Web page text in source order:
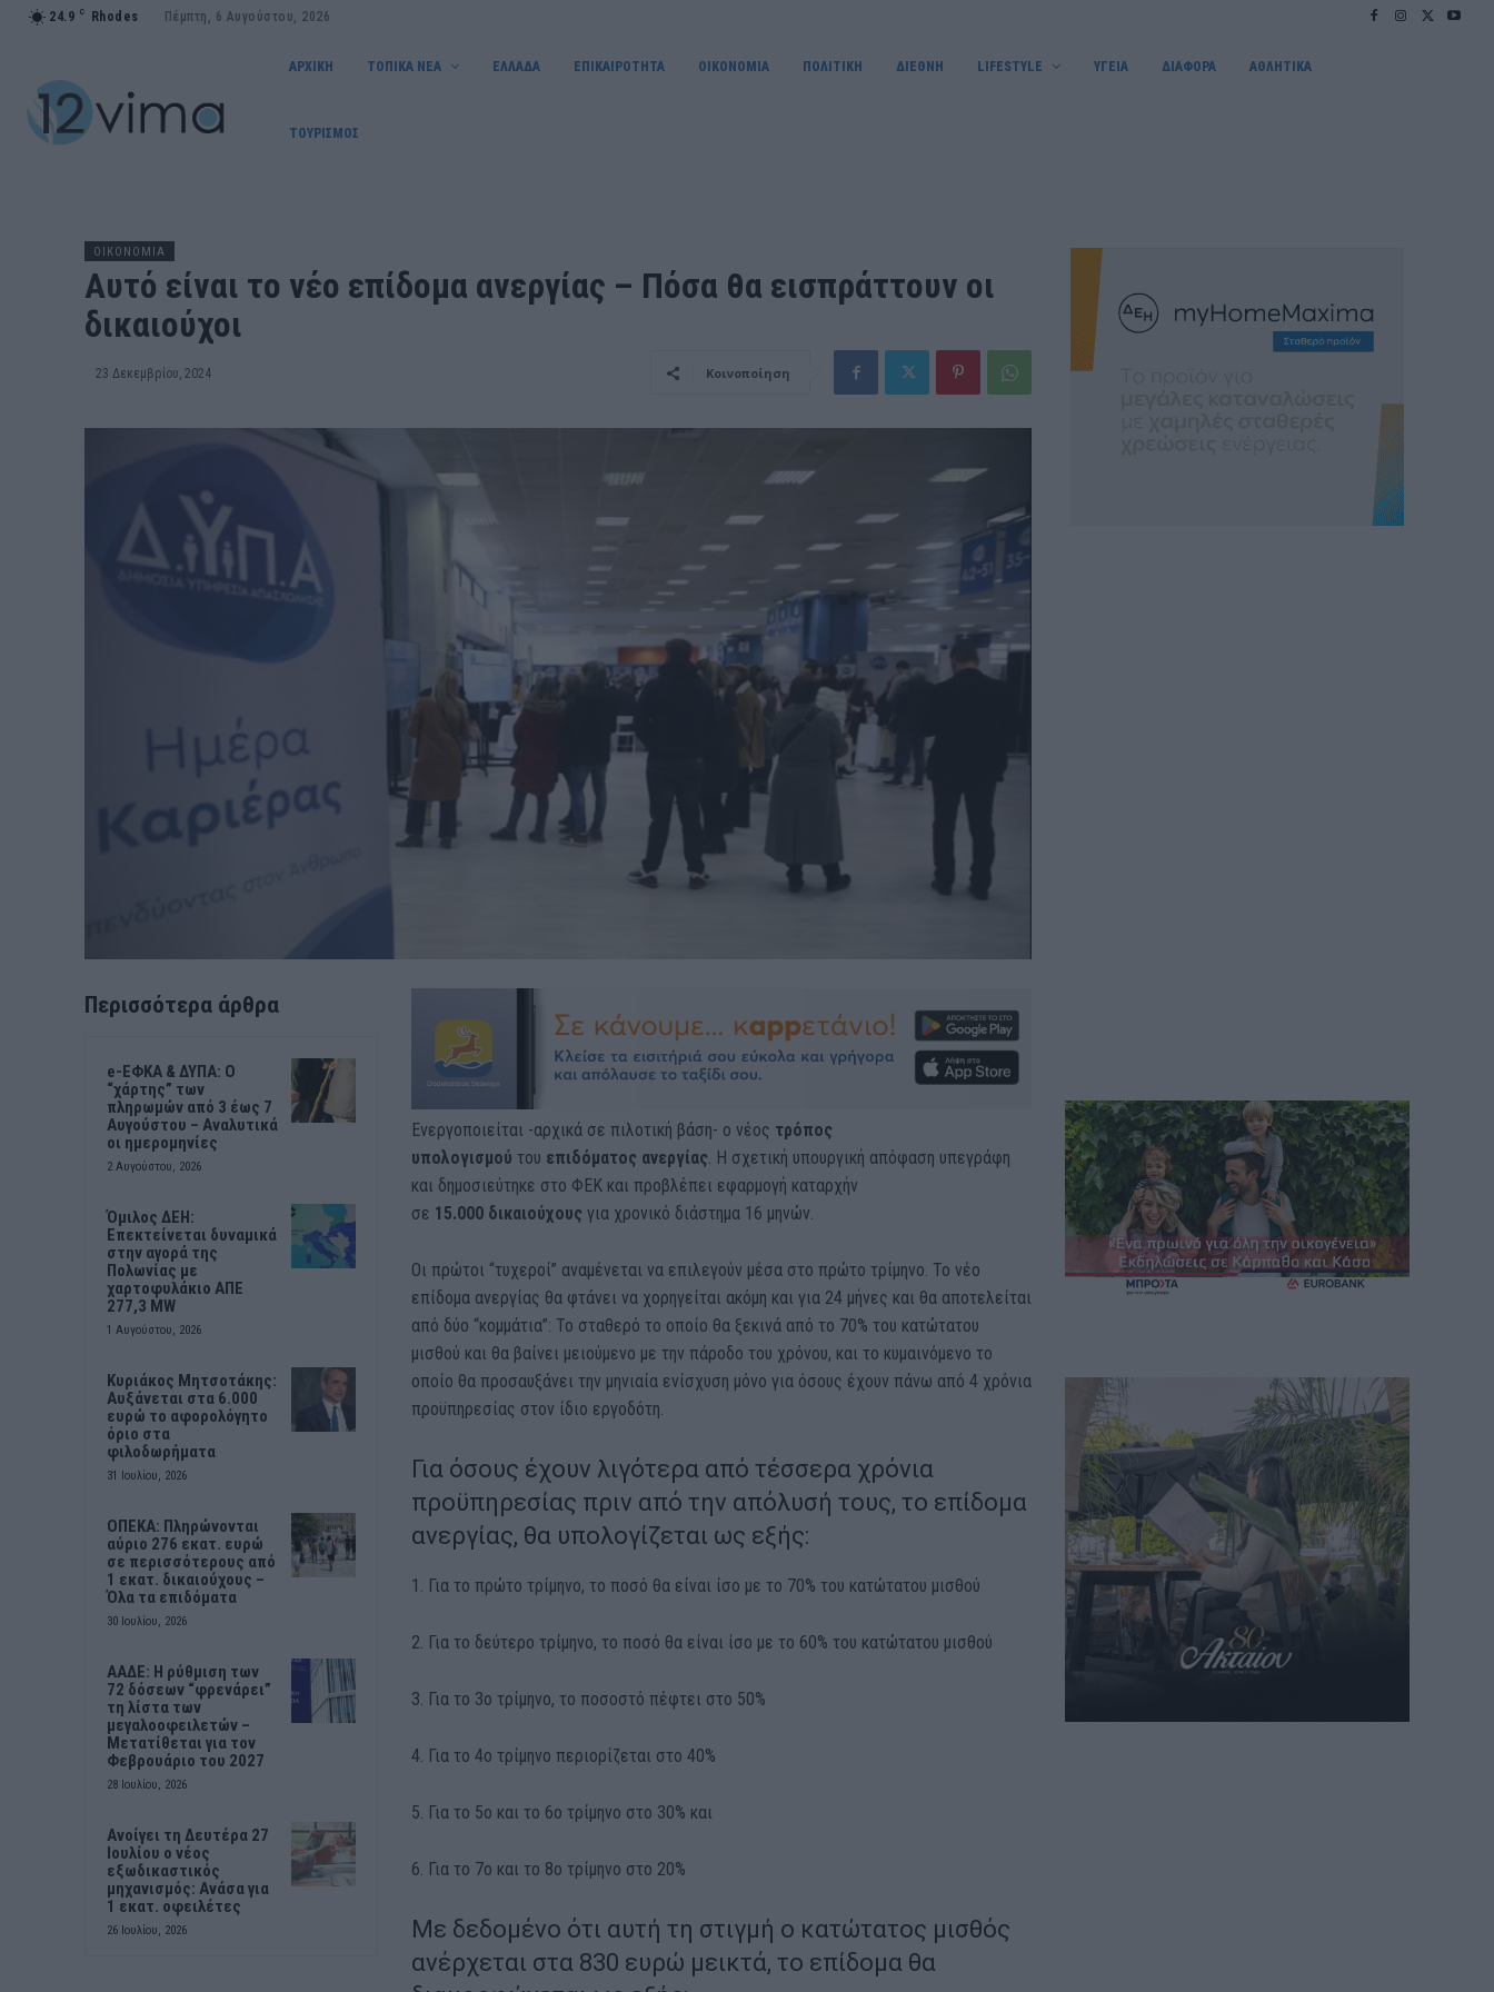
24.9 C Rhodes Πέμπτη, 6 Αυγούστου, 2026
ΑΡΧΙΚΗ ΤΟΠΙΚΑ ΝΕΑ ΕΛΛΑΔΑ ΕΠΙΚΑΙΡΟΤΗΤΑ OIKONOMIA ΠΟΛΙΤΙΚΗ ΔΙΕΘΝΗ LIFESTYLE ΥΓΕΙΑ ΔΙΑΦΟΡΑ ΑΘΛΗΤΙΚΑ
ΤΟΥΡΙΣΜΟΣ
OIKONOMIA
Αυτό είναι το νέο επίδομα ανεργίας – Πόσα θα εισπράττουν οι
δικαιούχοι
23 Δεκεμβρίου, 2024 Κοινοποίηση
Περισσότερα άρθρα
e-ΕΦΚΑ & ΔΥΠΑ: Ο
“χάρτης” των
πληρωμών από 3 έως 7
Αυγούστου – Αναλυτικά
οι ημερομηνίες
2 Αυγούστου, 2026
Όμιλος ΔΕΗ:
Επεκτείνεται δυναμικά
στην αγορά της
Πολωνίας με
χαρτοφυλάκιο ΑΠΕ
277,3 MW
1 Αυγούστου, 2026
Κυριάκος Μητσοτάκης:
Αυξάνεται στα 6.000
ευρώ το αφορολόγητο
όριο στα
φιλοδωρήματα
31 Ιουλίου, 2026
ΟΠΕΚΑ: Πληρώνονται
αύριο 276 εκατ. ευρώ
σε περισσότερους από
1 εκατ. δικαιούχους –
Όλα τα επιδόματα
30 Ιουλίου, 2026
ΑΑΔΕ: Η ρύθμιση των
72 δόσεων “φρενάρει”
τη λίστα των
μεγαλοοφειλετών –
Μετατίθεται για τον
Φεβρουάριο του 2027
28 Ιουλίου, 2026
Ανοίγει τη Δευτέρα 27
Ιουλίου ο νέος
εξωδικαστικός
μηχανισμός: Ανάσα για
1 εκατ. οφειλέτες
26 Ιουλίου, 2026
Ενεργοποιείται -αρχικά σε πιλοτική βάση- ο νέος τρόπος
υπολογισμού του επιδόματος ανεργίας . Η σχετική υπουργική απόφαση υπεγράφη
και δημοσιεύτηκε στο ΦΕΚ και προβλέπει εφαρμογή καταρχήν
σε 15.000 δικαιούχους για χρονικό διάστημα 16 μηνών.
Οι πρώτοι “τυχεροί” αναμένεται να επιλεγούν μέσα στο πρώτο τρίμηνο. Το νέο
επίδομα ανεργίας θα φτάνει να χορηγείται ακόμη και για 24 μήνες και θα αποτελείται
από δύο “κομμάτια”: Το σταθερό το οποίο θα ξεκινά από το 70% του κατώτατου
μισθού και θα βαίνει μειούμενο με την πάροδο του χρόνου, και το κυμαινόμενο το
οποίο θα προσαυξάνει την μηνιαία ενίσχυση μόνο για όσους έχουν πάνω από 4 χρόνια
προϋπηρεσίας στον ίδιο εργοδότη.
Για όσους έχουν λιγότερα από τέσσερα χρόνια
προϋπηρεσίας πριν από την απόλυσή τους, το επίδομα
ανεργίας, θα υπολογίζεται ως εξής:
1. Για το πρώτο τρίμηνο, το ποσό θα είναι ίσο με το 70% του κατώτατου μισθού
2. Για το δεύτερο τρίμηνο, το ποσό θα είναι ίσο με το 60% του κατώτατου μισθού
3. Για το 3ο τρίμηνο, το ποσοστό πέφτει στο 50%
4. Για το 4ο τρίμηνο περιορίζεται στο 40%
5. Για το 5ο και το 6ο τρίμηνο στο 30% και
6. Για το 7ο και το 8ο τρίμηνο στο 20%
Με δεδομένο ότι αυτή τη στιγμή ο κατώτατος μισθός
ανέρχεται στα 830 ευρώ μεικτά, το επίδομα θα